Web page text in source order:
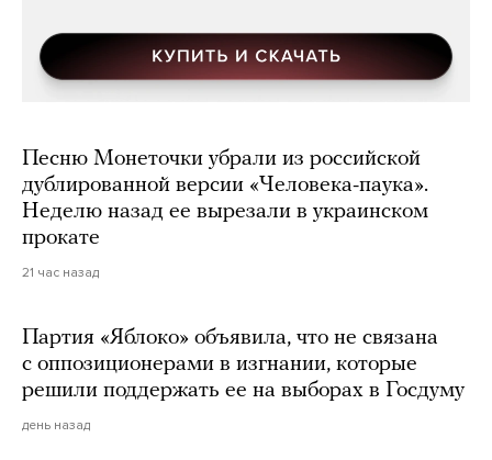
Песню Монеточки убрали из российской
дублированной версии «Человека-паука».
Неделю назад ее вырезали в украинском
прокате
21 час назад
Партия «Яблоко» объявила, что не связана
с оппозиционерами в изгнании, которые
решили поддержать ее на выборах в Госдуму
день назад